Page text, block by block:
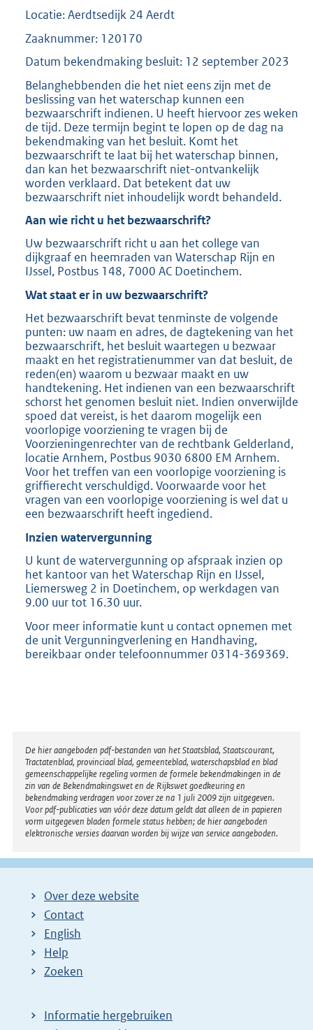
Locatie: Aerdtsedijk 24 Aerdt
Zaaknummer: 120170
Datum bekendmaking besluit: 12 september 2023
Belanghebbenden die het niet eens zijn met de
beslissing van het waterschap kunnen een
bezwaarschrift indienen. U heeft hiervoor zes weken
de tijd. Deze termijn begint te lopen op de dag na
bekendmaking van het besluit. Komt het
bezwaarschrift te laat bij het waterschap binnen,
dan kan het bezwaarschrift niet-ontvankelijk
worden verklaard. Dat betekent dat uw
bezwaarschrift niet inhoudelijk wordt behandeld.
Aan wie richt u het bezwaarschrift?
Uw bezwaarschrift richt u aan het college van
dijkgraaf en heemraden van Waterschap Rijn en
IJssel, Postbus 148, 7000 AC Doetinchem.
Wat staat er in uw bezwaarschrift?
Het bezwaarschrift bevat tenminste de volgende
punten: uw naam en adres, de dagtekening van het
bezwaarschrift, het besluit waartegen u bezwaar
maakt en het registratienummer van dat besluit, de
reden(en) waarom u bezwaar maakt en uw
handtekening. Het indienen van een bezwaarschrift
schorst het genomen besluit niet. Indien onverwijlde
spoed dat vereist, is het daarom mogelijk een
voorlopige voorziening te vragen bij de
Voorzieningenrechter van de rechtbank Gelderland,
locatie Arnhem, Postbus 9030 6800 EM Arnhem.
Voor het treffen van een voorlopige voorziening is
griffierecht verschuldigd. Voorwaarde voor het
vragen van een voorlopige voorziening is wel dat u
een bezwaarschrift heeft ingediend.
Inzien watervergunning
U kunt de watervergunning op afspraak inzien op
het kantoor van het Waterschap Rijn en IJssel,
Liemersweg 2 in Doetinchem, op werkdagen van
9.00 uur tot 16.30 uur.
Voor meer informatie kunt u contact opnemen met
de unit Vergunningverlening en Handhaving,
bereikbaar onder telefoonnummer 0314-369369.
Disclaimer
De hier aangeboden pdf-bestanden van het Staatsblad, Staatscourant,
Tractatenblad, provinciaal blad, gemeenteblad, waterschapsblad en blad
gemeenschappelijke regeling vormen de formele bekendmakingen in de
zin van de Bekendmakingswet en de Rijkswet goedkeuring en
bekendmaking verdragen voor zover ze na 1 juli 2009 zijn uitgegeven.
Voor pdf-publicaties van vóór deze datum geldt dat alleen de in papieren
vorm uitgegeven bladen formele status hebben; de hier aangeboden
elektronische versies daarvan worden bij wijze van service aangeboden.
Over deze website
Contact
English
Help
Zoeken
Informatie hergebruiken